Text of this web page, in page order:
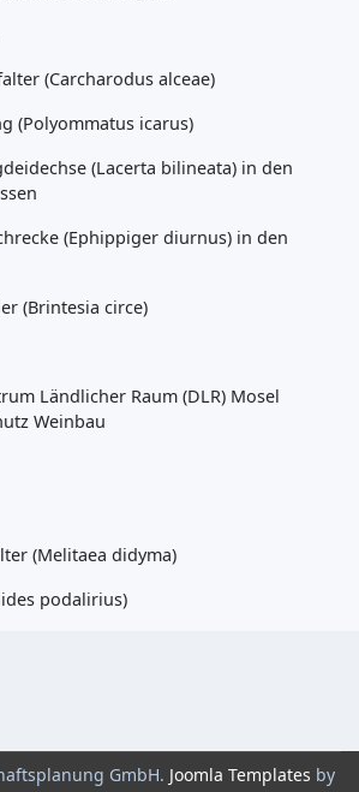
Ländlicher Raum (DLR) Mosel
Weinbau
GmbH. Joomla Templates by